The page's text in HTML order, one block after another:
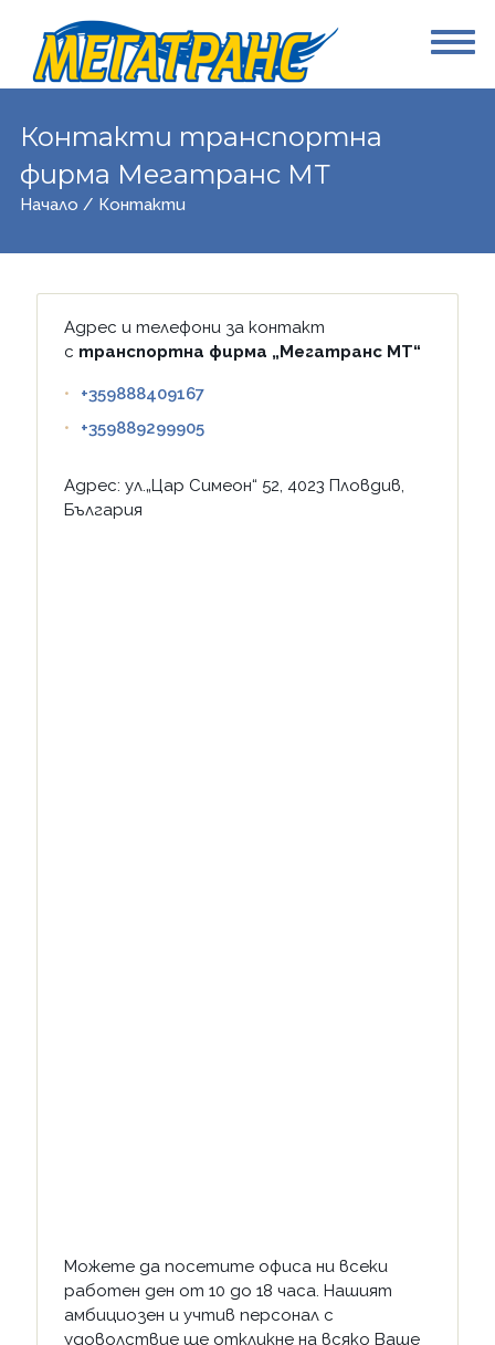
Контакти транспортна
фирма Мегатранс МТ
Начало / Контакти
Адрес и телефони за контакт
с транспортна фирма „Мегатранс МТ“
+359888409167
+359889299905
Адрес: ул.„Цар Симеон“ 52, 4023 Пловдив,
България
Можете да посетите офиса ни всеки
работен ден от 10 до 18 часа. Нашият
амбициозен и учтив персонал с
удоволствие ще откликне на всяко Ваше